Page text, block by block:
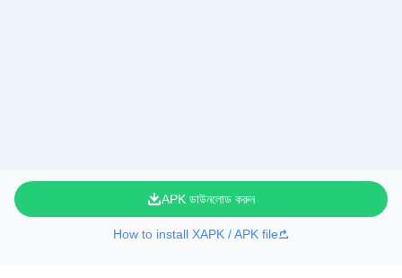
APK ডাউনলোড করুন
How to install XAPK / APK file